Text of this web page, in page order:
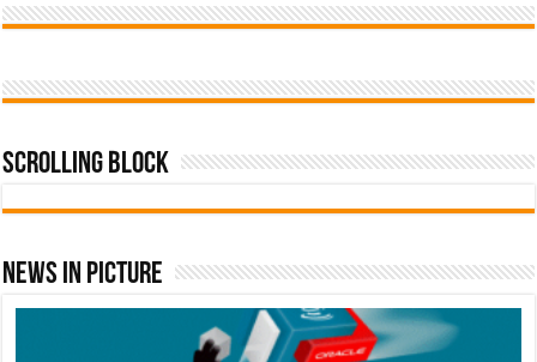
Scrolling Block
News In Picture